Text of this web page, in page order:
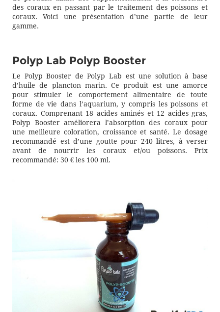
des coraux en passant par le traitement des poissons et
coraux. Voici une présentation d’une partie de leur
gamme.
Polyp Lab Polyp Booster
Le Polyp Booster de Polyp Lab est une solution à base
d’huile de plancton marin. Ce produit est une amorce
pour stimuler le comportement alimentaire de toute
forme de vie dans l’aquarium, y compris les poissons et
coraux. Comprenant 18 acides aminés et 12 acides gras,
Polyp Booster améliorera l’absorption des coraux pour
une meilleure coloration, croissance et santé. Le dosage
recommandé est d’une goutte pour 240 litres, à verser
avant de nourrir les coraux et/ou poissons. Prix
recommandé: 30 € les 100 ml.